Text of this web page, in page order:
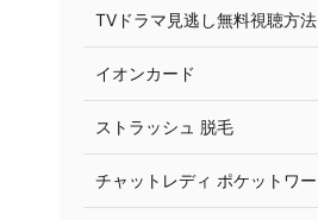
TVドラマ見逃し無料視聴方法
イオンカード
ストラッシュ 脱毛
チャットレディ ポケットワー